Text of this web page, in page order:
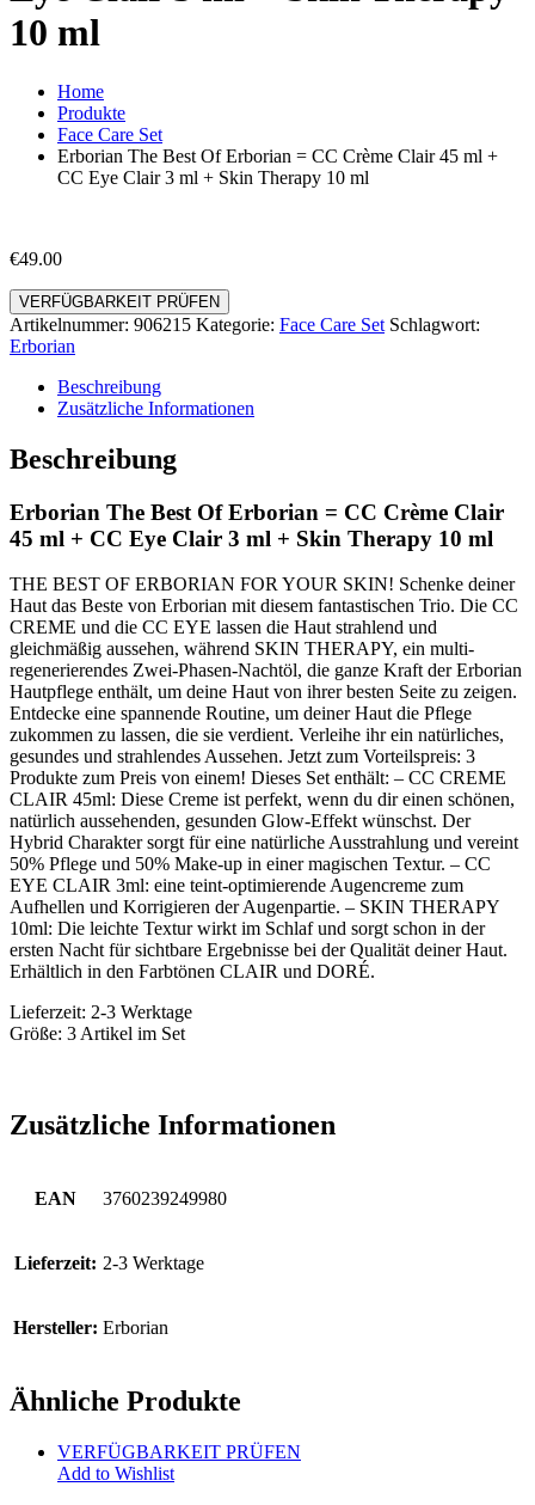
10 ml
Home
Produkte
Face Care Set
Erborian The Best Of Erborian = CC Crème Clair 45 ml +
CC Eye Clair 3 ml + Skin Therapy 10 ml
€49.00
VERFÜGBARKEIT PRÜFEN
Artikelnummer: 906215 Kategorie: Face Care Set Schlagwort:
Erborian
Beschreibung
Zusätzliche Informationen
Beschreibung
Erborian The Best Of Erborian = CC Crème Clair
45 ml + CC Eye Clair 3 ml + Skin Therapy 10 ml
THE BEST OF ERBORIAN FOR YOUR SKIN! Schenke deiner
Haut das Beste von Erborian mit diesem fantastischen Trio. Die CC
CREME und die CC EYE lassen die Haut strahlend und
gleichmäßig aussehen, während SKIN THERAPY, ein multi-
regenerierendes Zwei-Phasen-Nachtöl, die ganze Kraft der Erborian
Hautpflege enthält, um deine Haut von ihrer besten Seite zu zeigen.
Entdecke eine spannende Routine, um deiner Haut die Pflege
zukommen zu lassen, die sie verdient. Verleihe ihr ein natürliches,
gesundes und strahlendes Aussehen. Jetzt zum Vorteilspreis: 3
Produkte zum Preis von einem! Dieses Set enthält: – CC CREME
CLAIR 45ml: Diese Creme ist perfekt, wenn du dir einen schönen,
natürlich aussehenden, gesunden Glow-Effekt wünschst. Der
Hybrid Charakter sorgt für eine natürliche Ausstrahlung und vereint
50% Pflege und 50% Make-up in einer magischen Textur. – CC
EYE CLAIR 3ml: eine teint-optimierende Augencreme zum
Aufhellen und Korrigieren der Augenpartie. – SKIN THERAPY
10ml: Die leichte Textur wirkt im Schlaf und sorgt schon in der
ersten Nacht für sichtbare Ergebnisse bei der Qualität deiner Haut.
Erhältlich in den Farbtönen CLAIR und DORÉ.
Lieferzeit: 2-3 Werktage
Größe: 3 Artikel im Set
Zusätzliche Informationen
EAN 3760239249980
Lieferzeit: 2-3 Werktage
Hersteller: Erborian
Ähnliche Produkte
VERFÜGBARKEIT PRÜFEN
Add to Wishlist